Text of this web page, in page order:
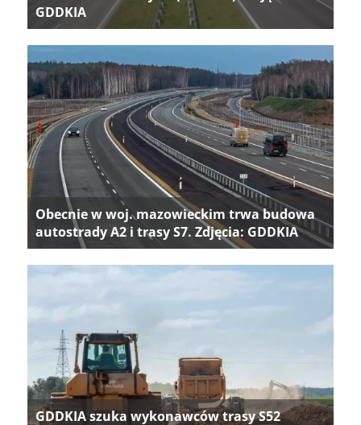
GDDKIA
Obecnie w woj. mazowieckim trwa budowa
autostrady A2 i trasy S7. Zdjęcia: GDDKIA
GDDKIA szuka wykonawców trasy S52